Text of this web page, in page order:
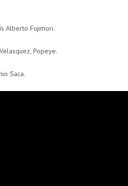
Alberto Fujimori.
Popeye.
Saca.